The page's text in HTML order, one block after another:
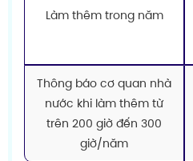
Làm thêm trong năm
Thông báo cơ quan nhà
nước khi làm thêm từ
trên 200 giờ đến 300
giờ/năm